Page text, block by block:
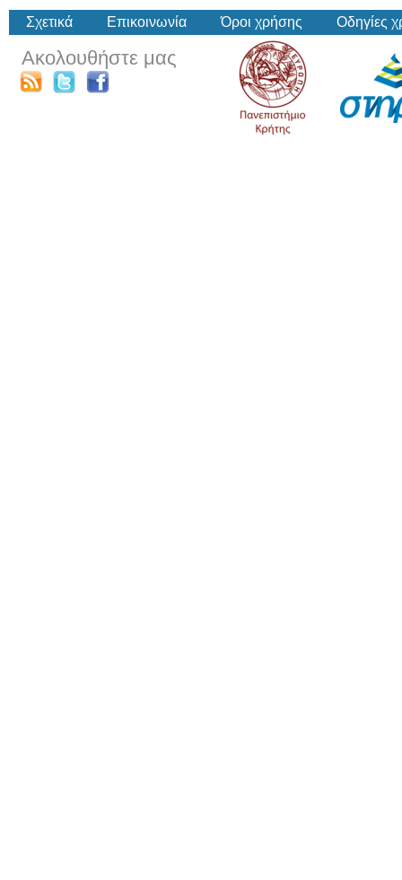
Σχετικά Επικοινωνία Όροι χρήσης Οδηγίες
Ακολουθήστε μας